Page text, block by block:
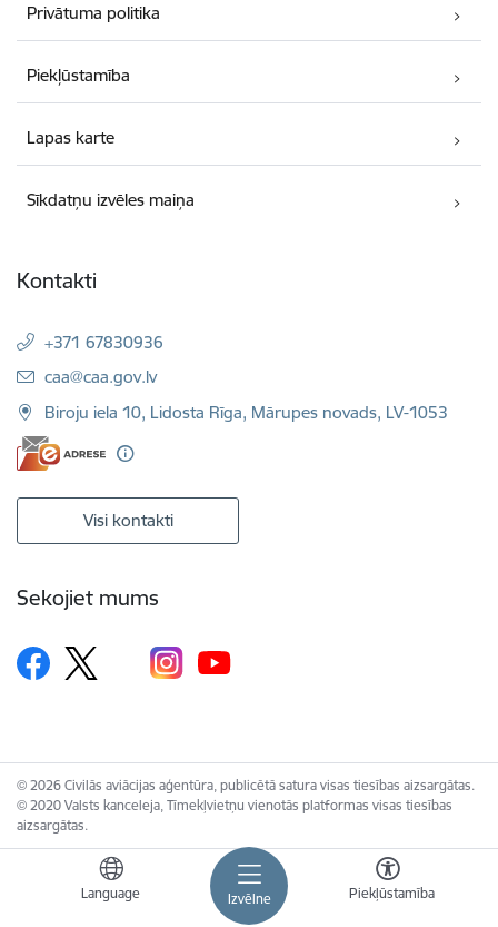
Izvēlne
Language Piekļūstamība
Privātuma politika
Piekļūstamība
Lapas karte
Sīkdatņu izvēles maiņa
Kontakti
+371 67830936
E-pasts:
caa@caa.gov.lv
Biroju iela 10, Lidosta Rīga, Mārupes novads, LV-1053
Visi kontakti
Sekojiet mums
© 2026 Civilās aviācijas aģentūra, publicētā satura visas tiesības aizsargātas.
© 2020 Valsts kanceleja, Tīmekļvietņu vienotās platformas visas tiesības
aizsargātas.